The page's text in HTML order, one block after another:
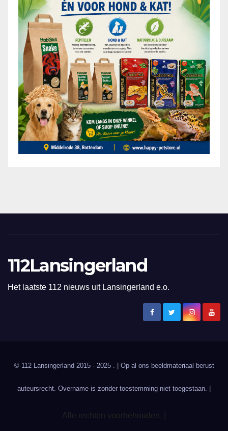
112Lansingerland
Het laatste 112 nieuws uit Lansingerland e.o.
© 112 Lansingerland 2015 - 2025 . | Op al ons beeldmateriaal berust
auteursrecht. Overname is zonder toestemming niet toegestaan. |
Alle rechten voorbehouden. |